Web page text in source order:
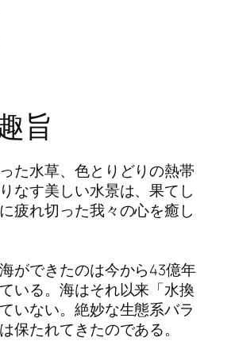
旨
た水草、色とりどりの熱帯
なす美しい水景は、果てし
疲れ切った我々の心を癒し
ができたのは今から43億年
いる。海はそれ以来「水換
いない。絶妙な生態系バラ
保たれてきたのである。